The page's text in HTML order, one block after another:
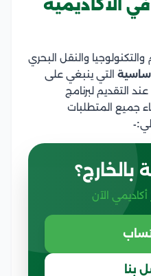
في الأكاديمية
والنقل البحري
التي ينبغي على
التقديم لبرنامج
جميع المتطلبات
:-
بالخارج؟
الآن
بنا